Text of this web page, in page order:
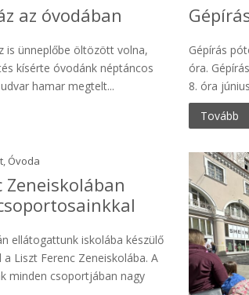
az óvodában
is ünneplőbe öltözött volna,
kísérte óvodánk néptáncos
hamar megtelt...
Gépírás
óra.
8. óra
Tovább
, Óvoda
Zeneiskolában
ellátogattunk iskolába készülő
Liszt Ferenc Zeneiskolába. A
minden csoportjában nagy